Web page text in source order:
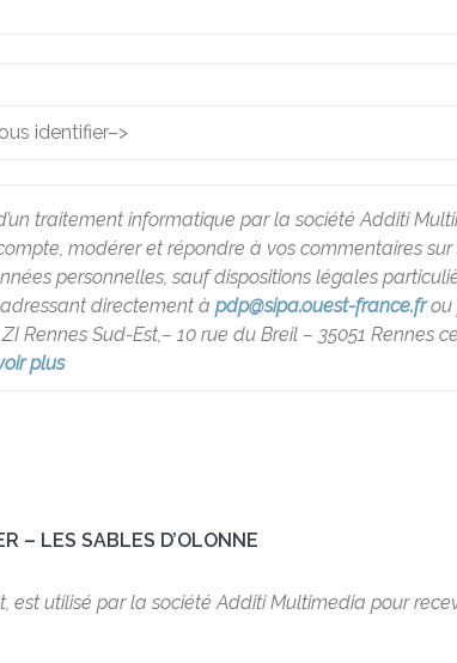
identifier–>
traitement informatique par la société Additi
modérer et répondre à vos commentaires
personnelles, sauf dispositions légales
directement à pdp@sipa.ouest-france.frou
Rennes Sud-Est,– 10 rue du Breil – 35051 Rennes
plus
– LES SABLES D’OLONNE
est utilisé par la société Additi Multimedia pour